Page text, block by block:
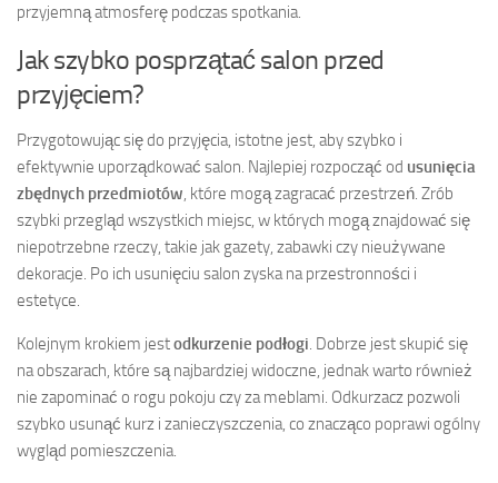
przyjemną atmosferę podczas spotkania.
Jak szybko posprzątać salon przed
przyjęciem?
Przygotowując się do przyjęcia, istotne jest, aby szybko i
efektywnie uporządkować salon. Najlepiej rozpocząć od usunięcia
zbędnych przedmiotów, które mogą zagracać przestrzeń. Zrób
szybki przegląd wszystkich miejsc, w których mogą znajdować się
niepotrzebne rzeczy, takie jak gazety, zabawki czy nieużywane
dekoracje. Po ich usunięciu salon zyska na przestronności i
estetyce.
Kolejnym krokiem jestodkurzenie podłogi. Dobrze jest skupić się
na obszarach, które są najbardziej widoczne, jednak warto również
nie zapominać o rogu pokoju czy za meblami. Odkurzacz pozwoli
szybko usunąć kurz i zanieczyszczenia, co znacząco poprawi ogólny
wygląd pomieszczenia.